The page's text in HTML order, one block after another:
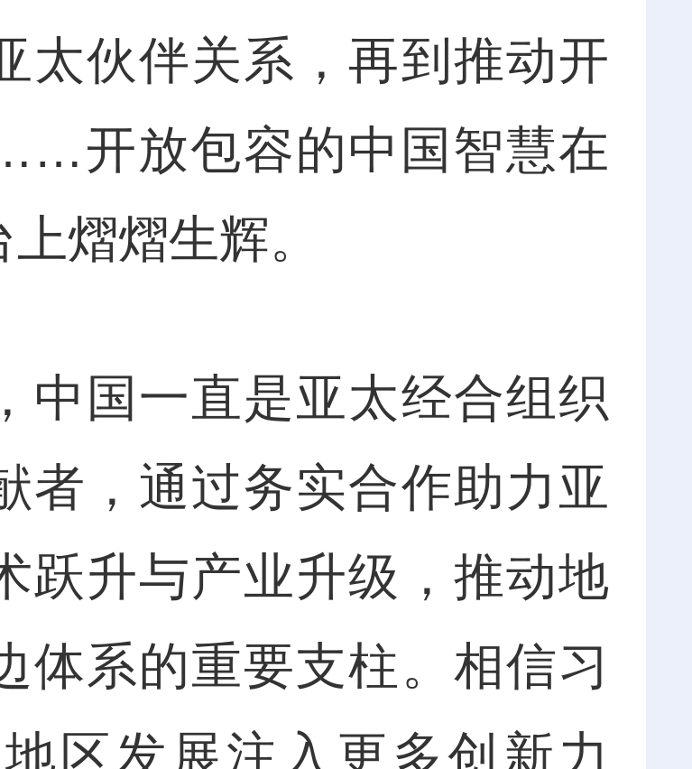
太伙伴关系，再到推动开
开放包容的中国智慧在
熠熠生辉。
国一直是亚太经合组织
者，通过务实合作助力亚
跃升与产业升级，推动地
体系的重要支柱。相信习
区发展注入更多创新力